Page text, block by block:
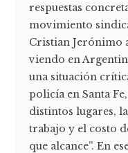
respuestas
movimiento
Cristian Jerónimo
viendo en
una situación
policía en Santa
distintos lugares,
trabajo y el costo
que alcance”. En